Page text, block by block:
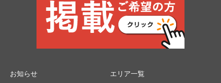
お知らせ エリア一覧